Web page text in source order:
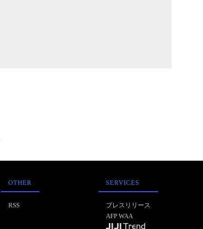
OTHER
RSS
SERVICES
プレスリリース
AFP WAA